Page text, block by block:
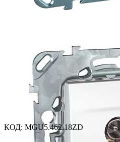
КОД: MGU5.462.18ZD